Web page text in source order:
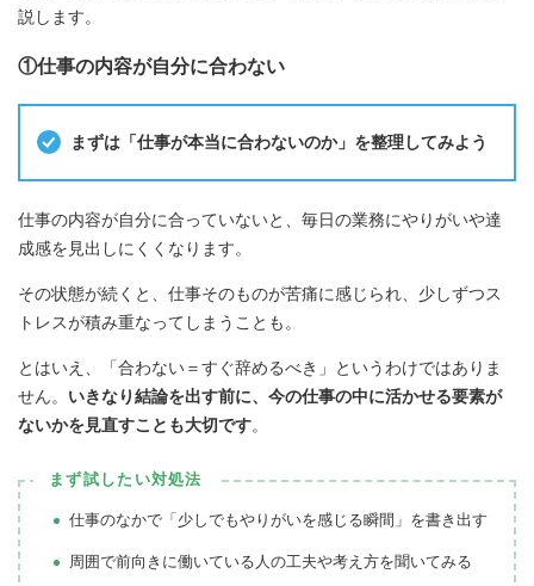
説します。
①仕事の内容が自分に合わない
まずは「仕事が本当に合わないのか」を整理してみよう
仕事の内容が自分に合っていないと、毎日の業務にやりがいや達
成感を見出しにくくなります。
その状態が続くと、仕事そのものが苦痛に感じられ、少しずつス
トレスが積み重なってしまうことも。
とはいえ、「合わない＝すぐ辞めるべき」というわけではありま
せん。 いきなり結論を出す前に、今の仕事の中に活かせる要素が
ないかを見直すことも大切です。
まず試したい対処法
仕事のなかで「少しでもやりがいを感じる瞬間」を書き出す
周囲で前向きに働いている人の工夫や考え方を聞いてみる